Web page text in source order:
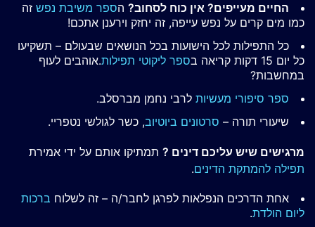
החיים מעייפים? אין כוח לסחוב? הספר משיבת נפש זה
כמו מים קרים על נפש עייפה, זה יחזק וירענן אתכם!
כל התפילות לכל הישועות בכל הנושאים שבעולם – תשקיעו
כל יום 15 דקות קריאה ב
ספר ליקוטי תפילות.אוהבים לעוף
במחשבות?
ספר סיפורי מעשיות לרבי נחמן מברסלב.
שיעורי תורה – סרטונים ביוטיוב, כשר לגולשי נטפריי.
מרגישים שיש עליכם דינים ? תמתיקו אותם על ידי אמירת
תפילה להמתקת הדינים.
אחת הדרכים הנפלאות לפרגן לחבר/ה – זה לשלוח ברכות
ליום הולדת.